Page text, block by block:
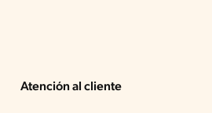
Atención al cliente